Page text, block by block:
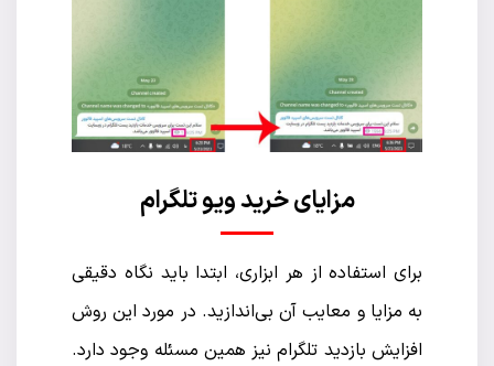
مزایای خرید ویو تلگرام
برای استفاده از هر ابزاری، ابتدا باید نگاه دقیقی
به مزایا و معایب آن بی‌اندازید. در مورد این روش
افزایش بازدید تلگرام نیز همین مسئله وجود دارد.